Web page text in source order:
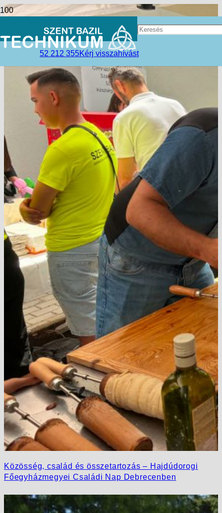
52 212 355Kérj visszahívást
Közösség, család és összetartozás – Hajdúdorogi
Főegyházmegyei Családi Nap Debrecenben